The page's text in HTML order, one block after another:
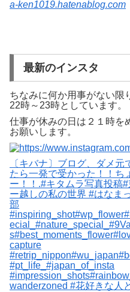
a-ken1019.hatenablog.com
最新のインスタ
ちなみに何か用事がない限
22時～23時としています。
仕事が休みの日は２１時を
お願いします。
〔キバナ〕ブログ、ダメ
たら一発で受かった！！ち
ー！！.#キタムラ写真投稿
ー越しの私の世界 #はなま
部
capture
#pt_life_#japan_of_insta
wanderzoned #花好きな人